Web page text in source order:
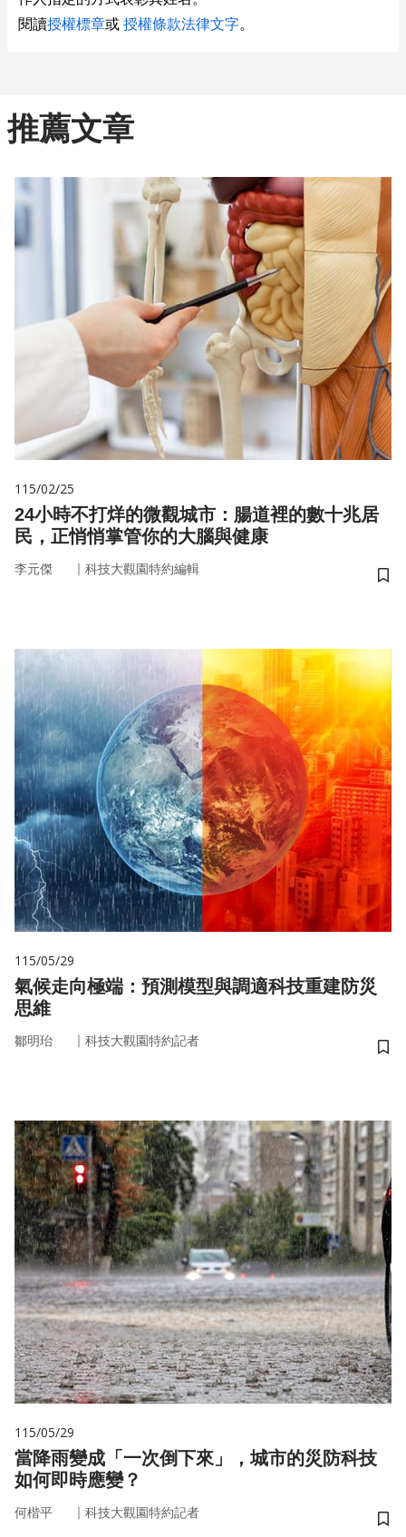
閱讀授權標章或 授權條款法律文字。
推薦文章
115/02/25
24小時不打烊的微觀城市：腸道裡的數十兆居
民，正悄悄掌管你的大腦與健康
李元傑 ｜ 科技大觀園特約編輯
儲
115/05/29
氣候走向極端：預測模型與調適科技重建防災
思維
鄒明珆 ｜ 科技大觀園特約記者
儲
115/05/29
當降雨變成「一次倒下來」，城市的災防科技
如何即時應變？
何楷平 ｜ 科技大觀園特約記者
儲